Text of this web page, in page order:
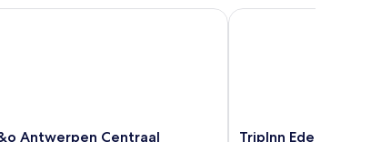
Antwerpen Centraal
Antwerpen Centraal
TripInn
TripInn Eden
TripInn Eden Antwerp